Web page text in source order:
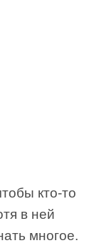
кто-то
в ней
многое.